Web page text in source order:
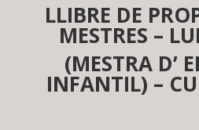
LLIBRE DE
MESTRES –
(MESTRA D’
INFANTIL) –